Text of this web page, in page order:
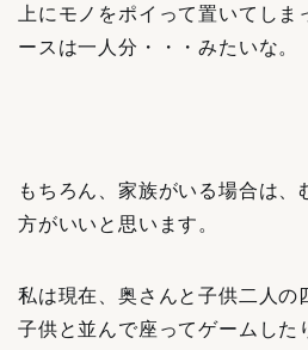
上にモノをポイって置いてし
ースは一人分・・・みたいな。
もちろん、家族がいる場合は、
方がいいと思います。
私は現在、奥さんと子供二人の
子供と並んで座ってゲームした